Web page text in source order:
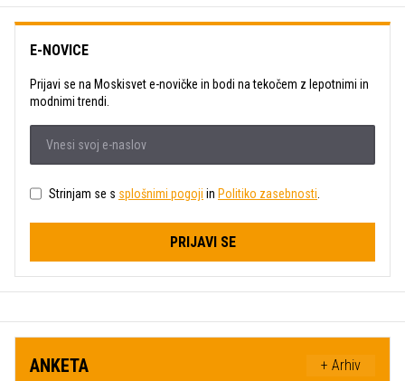
E-NOVICE
Prijavi se na Moskisvet e-novičke in bodi na tekočem z lepotnimi in
modnimi trendi.
Strinjam se s splošnimi pogoji in Politiko zasebnosti
PRIJAVI SE
ANKETA + Arhiv